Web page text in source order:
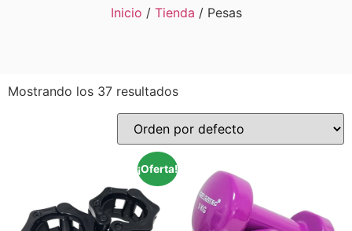
Inicio / Tienda / Pesas
Mostrando los 37 resultados
¡Oferta!